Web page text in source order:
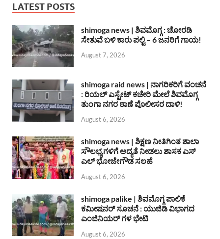
LATEST POSTS
shimoga news | ಶಿವಮೊಗ್ಗ : ಚೋರಡಿ
ಸೇತುವೆ ಬಳಿ ಕಾರು ಪಲ್ಟಿ – 6 ಜನರಿಗೆ ಗಾಯ!
August 7, 2026
shimoga raid news | ನಾಗರಿಕರಿಗೆ ವಂಚನೆ
: ರಿಯಲ್ ಎಸ್ಟೇಟ್ ಕಚೇರಿ ಮೇಲೆ ಶಿವಮೊಗ್ಗ
ತುಂಗಾ ನಗರ ಠಾಣೆ ಪೊಲೀಸರ ದಾಳಿ!
August 6, 2026
shimoga news | ಶಿಕ್ಷಣ ನೀತಿಗಿಂತ ಶಾಲಾ
ಸೌಲಭ್ಯಗಳಿಗೆ ಆದ್ಯತೆ ನೀಡಲು ಶಾಸಕ ಎಸ್
ಎಲ್ ಭೋಜೇಗೌಡ ಸಲಹೆ
August 6, 2026
shimoga palike | ಶಿವಮೊಗ್ಗ ಪಾಲಿಕೆ
ಕಮೀಷನರ್ ಸೂಚನೆ : ಯುಜಿಡಿ ವಿಭಾಗದ
ಎಂಜಿನಿಯರ್ ಗಳ ಭೇಟಿ
August 6, 2026